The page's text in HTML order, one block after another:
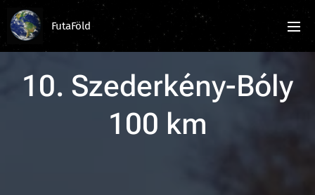
FutaFöld
10. Szederkény-Bóly
100 km